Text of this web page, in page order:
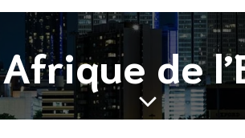
Afrique de